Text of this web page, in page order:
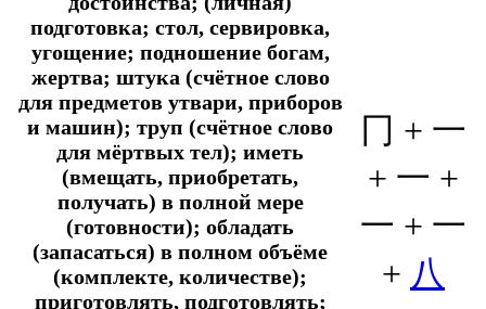
подготовка; стол, сервировка,
угощение; подношение богам,
жертва; штука (счётное слово
для предметов утвари, приборов
и машин); труп (счётное слово
для мёртвых тел); иметь
(вмещать, приобретать,
получать) в полной мере
(готовности); обладать
(запасаться) в полном объёме
(комплекте, количестве);
приготовлять, подготовлять;
冂 + 一
+ 一 +
一 + 一
+ 八